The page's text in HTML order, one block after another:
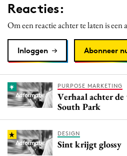
PR
Programmatic
Reputatie & crisis
Reacties:
Om een reactie achter te laten is een
Inloggen Abonneer
PURPOSE MARKETING
Verhaal achter
South Park
DESIGN
Sint krijgt glossy